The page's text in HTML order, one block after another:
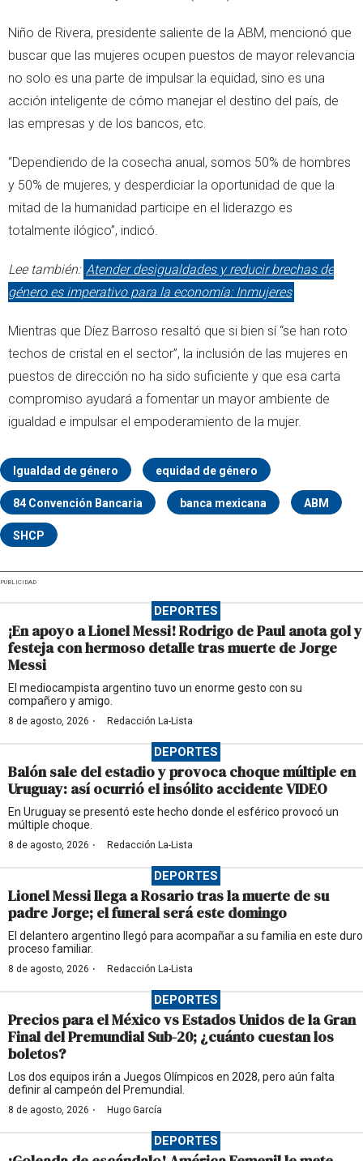
Niño de Rivera, presidente saliente de la ABM, mencionó que
buscar que las mujeres ocupen puestos de mayor relevancia
no solo es una parte de impulsar la equidad, sino es una
acción inteligente de cómo manejar el destino del país, de
las empresas y de los bancos, etc.
“Dependiendo de la cosecha anual, somos 50% de hombres
y 50% de mujeres, y desperdiciar la oportunidad de que la
mitad de la humanidad participe en el liderazgo es
totalmente ilógico”, indicó.
Lee también: Atender desigualdades y reducir brechas de
género es imperativo para la economía: Inmujeres
Mientras que Díez Barroso resaltó que si bien sí “se han roto
techos de cristal en el sector”, la inclusión de las mujeres en
puestos de dirección no ha sido suficiente y que esa carta
compromiso ayudará a fomentar un mayor ambiente de
igualdad e impulsar el empoderamiento de la mujer.
Igualdad de género equidad de género
84 Convención Bancaria banca mexicana ABM
SHCP
PUBLICIDAD
DEPORTES
¡En apoyo a Lionel Messi! Rodrigo de Paul anota gol y
festeja con hermoso detalle tras muerte de Jorge
Messi
El mediocampista argentino tuvo un enorme gesto con su
compañero y amigo.
8 de agosto, 2026 · Redacción La-Lista
DEPORTES
Balón sale del estadio y provoca choque múltiple en
Uruguay: así ocurrió el insólito accidente VIDEO
En Uruguay se presentó este hecho donde el esférico provocó un
múltiple choque.
8 de agosto, 2026 · Redacción La-Lista
DEPORTES
Lionel Messi llega a Rosario tras la muerte de su
padre Jorge; el funeral será este domingo
El delantero argentino llegó para acompañar a su familia en este duro
proceso familiar.
8 de agosto, 2026 · Redacción La-Lista
DEPORTES
Precios para el México vs Estados Unidos de la Gran
Final del Premundial Sub-20; ¿cuánto cuestan los
boletos?
Los dos equipos irán a Juegos Olímpicos en 2028, pero aún falta
definir al campeón del Premundial.
8 de agosto, 2026 · Hugo García
DEPORTES